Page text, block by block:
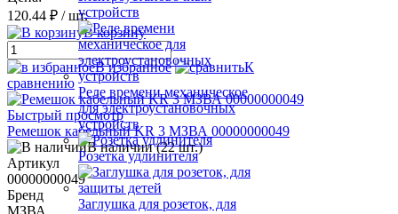
устройств
Реле времени механическое
для электроустановочных
устройств
Розетка удлинителя
Заглушка для розеток, для
120.44 ₽ / шт.
В корзину
В избранное
К
сравнению
Быстрый просмотр
Ремешок кабельный KR 3 МЗВА 00000000049
В наличии (22 шт.)
Артикул
00000000049
Бренд
МЗВА